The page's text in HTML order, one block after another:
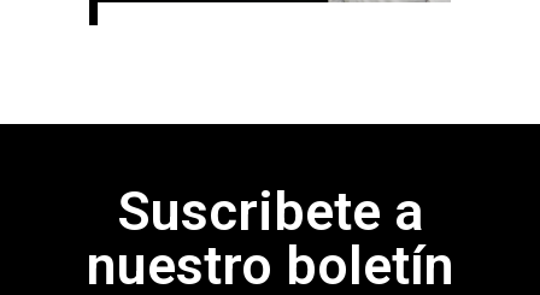
Suscribete a
nuestro boletín